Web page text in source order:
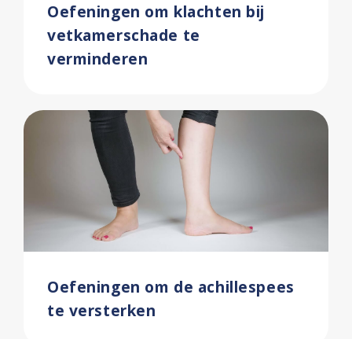
Oefeningen om klachten bij
vetkamerschade te
verminderen
Oefeningen om de achillespees
te versterken